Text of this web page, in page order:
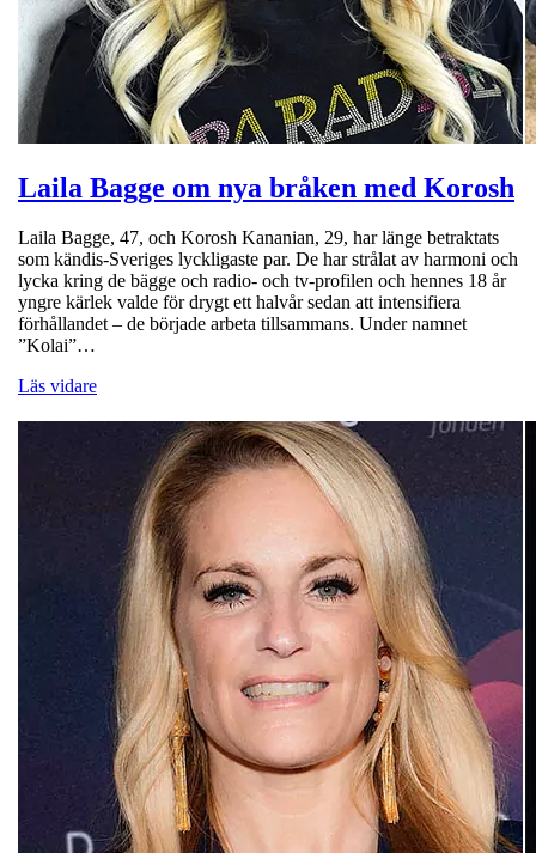
Laila Bagge om nya bråken med Korosh
Laila Bagge, 47, och Korosh Kananian, 29, har länge betraktats
som kändis-Sveriges lyckligaste par. De har strålat av harmoni och
lycka kring de bägge och radio- och tv-profilen och hennes 18 år
yngre kärlek valde för drygt ett halvår sedan att intensifiera
förhållandet – de började arbeta tillsammans. Under namnet
”Kolai”…
Läs vidare